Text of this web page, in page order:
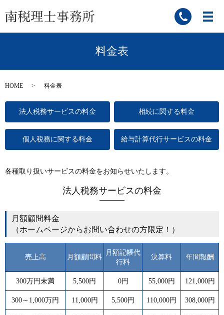
料金表
HOME 料金表
法人税務サービスの料金 相続に関する料金
個人税務に関する料金 給与計算代行サービスの料金
各種取り扱いサービスの料金をお知らせいたします。
法人税務サービスの料金
月額顧問料金
（ホームページからお問い合わせの方限定！）
売上高 月額顧問料
月額記帳代
行料
決算料 年間報酬
300万円未満 5,500円 0円 55,000円 121,000円
300～1,000万円 11,000円 5,500円 110,000円 308,000円